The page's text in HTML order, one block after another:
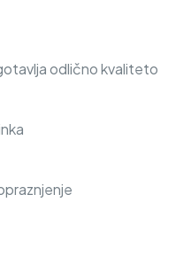
odlično kvaliteto